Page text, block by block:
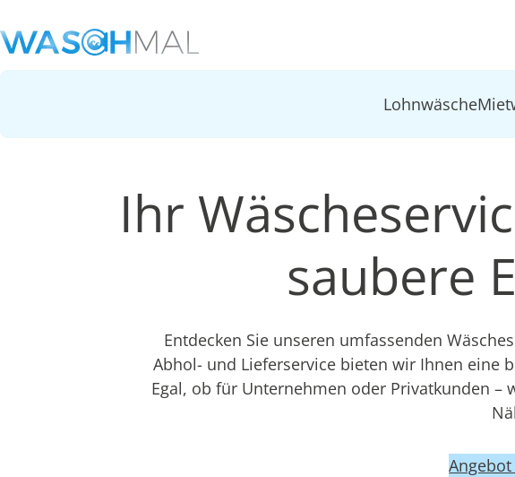
Lohnwäsche
Ihr
saubere
Entdecken Sie unseren umfassenden
Abhol- und Lieferservice bieten wir Ihnen eine
Egal, ob für Unternehmen oder Privatkunden